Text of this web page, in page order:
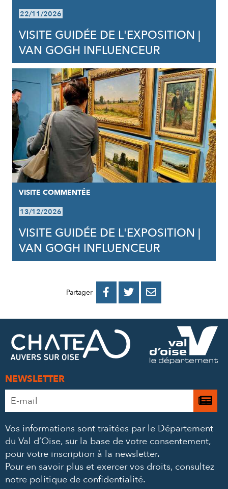
22/11/2026
VISITE GUIDÉE DE L'EXPOSITION |
VAN GOGH INFLUENCEUR
VISITE COMMENTÉE
13/12/2026
VISITE GUIDÉE DE L'EXPOSITION |
VAN GOGH INFLUENCEUR
Partager 
PARTAGER
FACEBOOK
PARTAGER
PARTAGER
MAIL
NEWSLETTER
Adresse
e-
*
Je
à
Vos informations sont traitées par le Département
du Val d’Oise, sur la base de votre consentement,
pour votre inscription à la newsletter.
Pour en savoir plus et exercer vos droits, consultez
notre politique de confidentialité.